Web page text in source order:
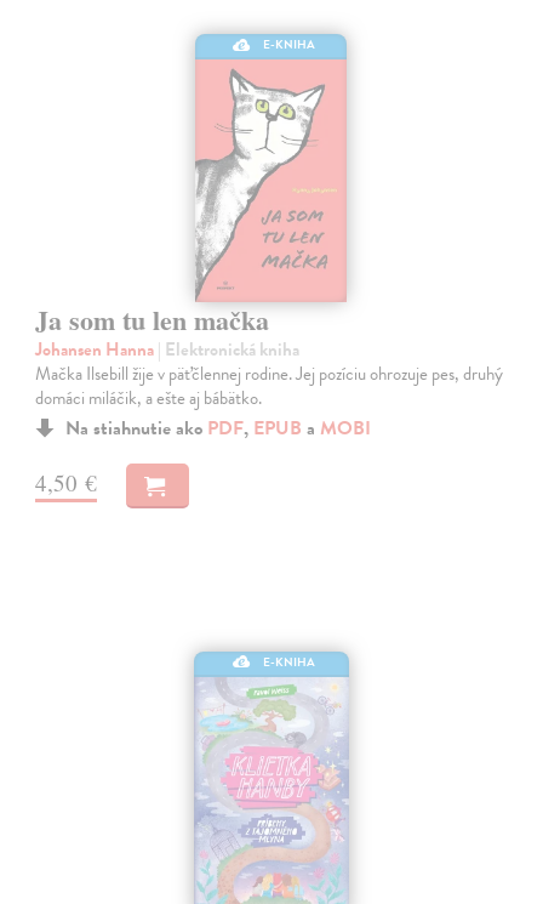
E-KNIHA
Ja som tu len mačka
Johansen Hanna| Elektronická kniha
Mačka Ilsebill žije v päťčlennej rodine. Jej pozíciu ohrozuje pes, druhý
domáci miláčik, a ešte aj bábätko.
Na stiahnutie ako PDF, EPUB a MOBI
4,50 €
E-KNIHA